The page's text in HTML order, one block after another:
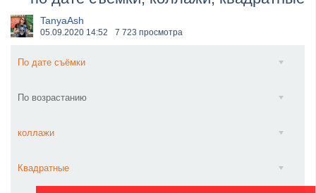
​Anthrax выпустили новый сингл и клип «Everybod...
TanyaAsh
05.09.2020 14:52 7 723 просмотра
По дате съёмки
По возрастанию
коллажи
Квадратные